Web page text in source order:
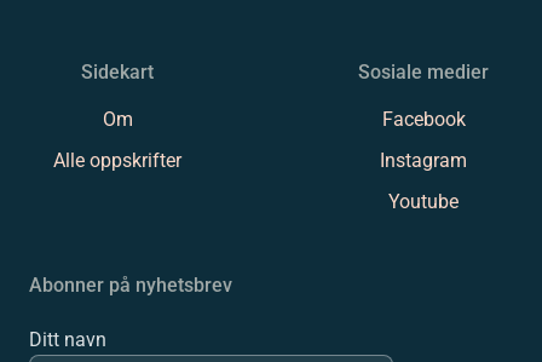
Sidekart
Om
Alle oppskrifter
Sosiale medier
Facebook
Instagram
Youtube
Abonner på nyhetsbrev
Ditt navn